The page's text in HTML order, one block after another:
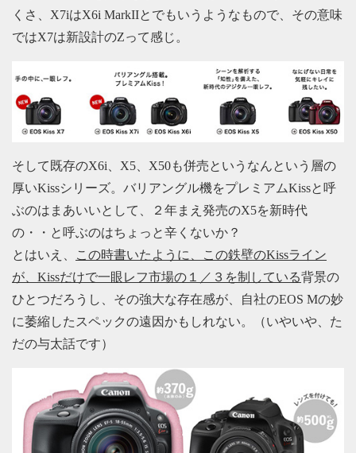
くさ、X7iはX6i MarkIIとでもいうようなもので、その意味
ではX7は新設計のZって感じ。
そして既存のX6i、X5、X50も併売というなんという層の
厚いKissシリーズ。バリアングル機をプレミアムKissと呼
ぶのはまあいいとして、２年まえ発売のX5を新時代
の・・と呼ぶのはちょっと辛くないか？
とはいえ、
この時書いたように、この鉄壁のKissライン
が、Kissだけで一眼レフ市場の１／３を制している背景の
ひとつだろうし、その強大な存在感が、自社のEOS Mの妙
に萎縮したスペックの遠因かもしれない。（いやいや、た
だの与太話です）